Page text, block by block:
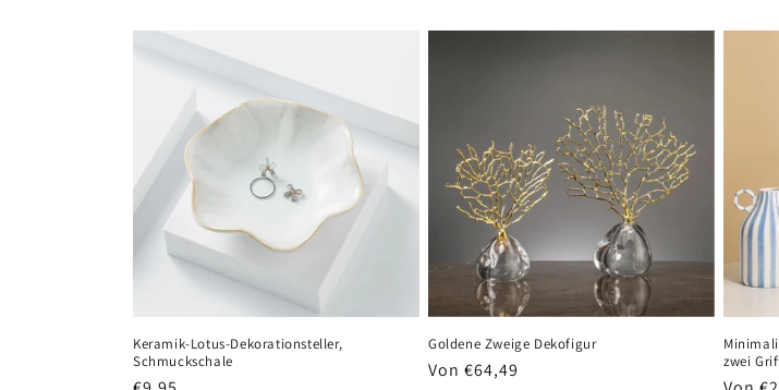
Keramik-Lotus-Dekorationsteller,
Schmuckschale
Goldene Zweige Dekofigur
Normaler
Von €64,49
zwei